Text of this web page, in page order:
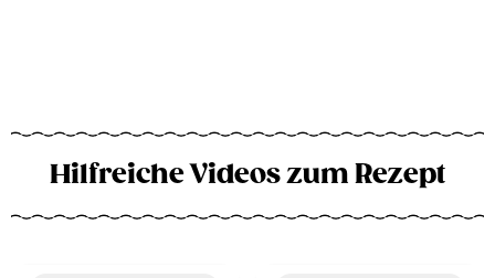
Hilfreiche Videos zum Rezept